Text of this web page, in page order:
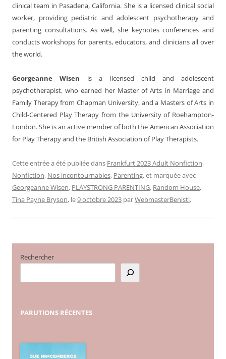
clinical team in Pasadena, California. She is a licensed clinical social
worker, providing pediatric and adolescent psychotherapy and
parenting consultations. As well, she keynotes conferences and
conducts workshops for parents, educators, and clinicians all over
the world.
Georgeanne Wisen
is a licensed child and adolescent
psychotherapist, who earned her Master of Arts in Marriage and
Family Therapy from Chapman University, and a Masters of Arts in
Child-Centered Play Therapy from the University of Roehampton-
London. She is an active member of both the American Association
for Play Therapy and the British Association of Play Therapists.
Cette entrée a été publiée dans Frankfurt 2023 Adult Nonfiction,
Nonfiction, Nos incontournables, Parenting, et marquée avec
Georgeanne Wisen, PLAYSTRONG PARENTING, Random House,
Tina Payne Bryson, le9 octobre 2023 parWebmasterBenisti.
Rechercher
PARUTIONS RÉCENTES